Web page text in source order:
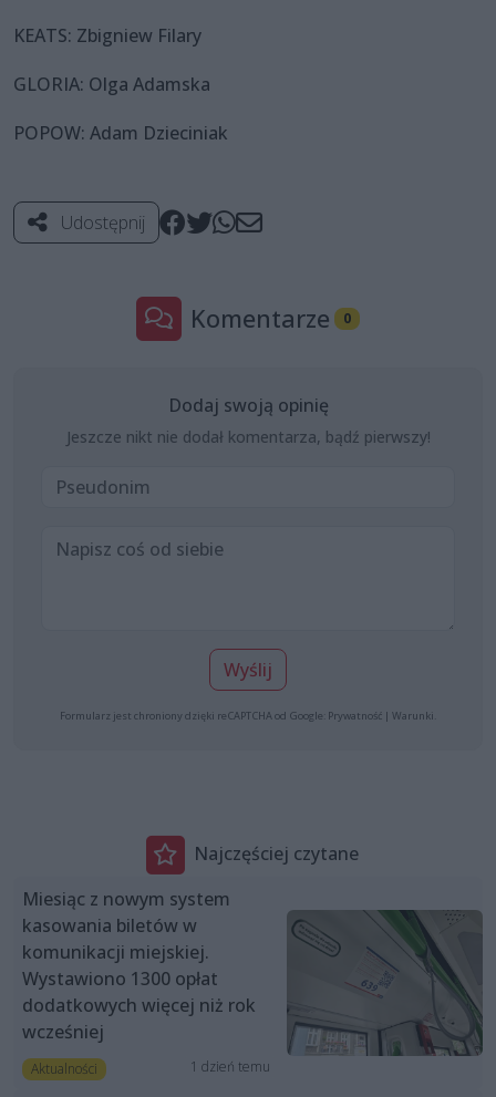
KEATS: Zbigniew Filary
GLORIA: Olga Adamska
POPOW: Adam Dzieciniak
Udostępnij
Komentarze 0
Dodaj swoją opinię
Jeszcze nikt nie dodał komentarza, bądź pierwszy!
Wyślij
Formularz jest chroniony dzięki reCAPTCHA od Google: Prywatność | Warunki
Najczęściej czytane
Miesiąc z nowym system
kasowania biletów w
komunikacji miejskiej.
Wystawiono 1300 opłat
dodatkowych więcej niż rok
wcześniej
Aktualności 1 dzień temu